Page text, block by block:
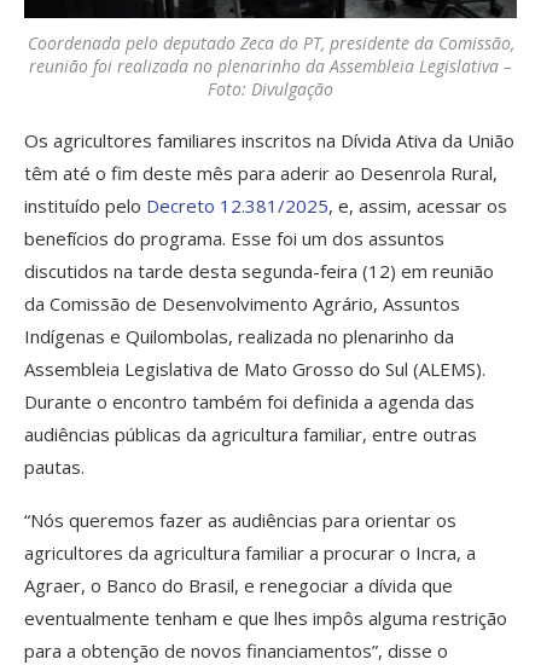
Coordenada pelo deputado Zeca do PT, presidente da Comissão,
reunião foi realizada no plenarinho da Assembleia Legislativa –
Foto: Divulgação
Os agricultores familiares inscritos na Dívida Ativa da União
têm até o fim deste mês para aderir ao Desenrola Rural,
instituído pelo Decreto 12.381/2025, e, assim, acessar os
benefícios do programa. Esse foi um dos assuntos
discutidos na tarde desta segunda-feira (12) em reunião
da Comissão de Desenvolvimento Agrário, Assuntos
Indígenas e Quilombolas, realizada no plenarinho da
Assembleia Legislativa de Mato Grosso do Sul (ALEMS).
Durante o encontro também foi definida a agenda das
audiências públicas da agricultura familiar, entre outras
pautas.
“Nós queremos fazer as audiências para orientar os
agricultores da agricultura familiar a procurar o Incra, a
Agraer, o Banco do Brasil, e renegociar a dívida que
eventualmente tenham e que lhes impôs alguma restrição
para a obtenção de novos financiamentos”, disse o